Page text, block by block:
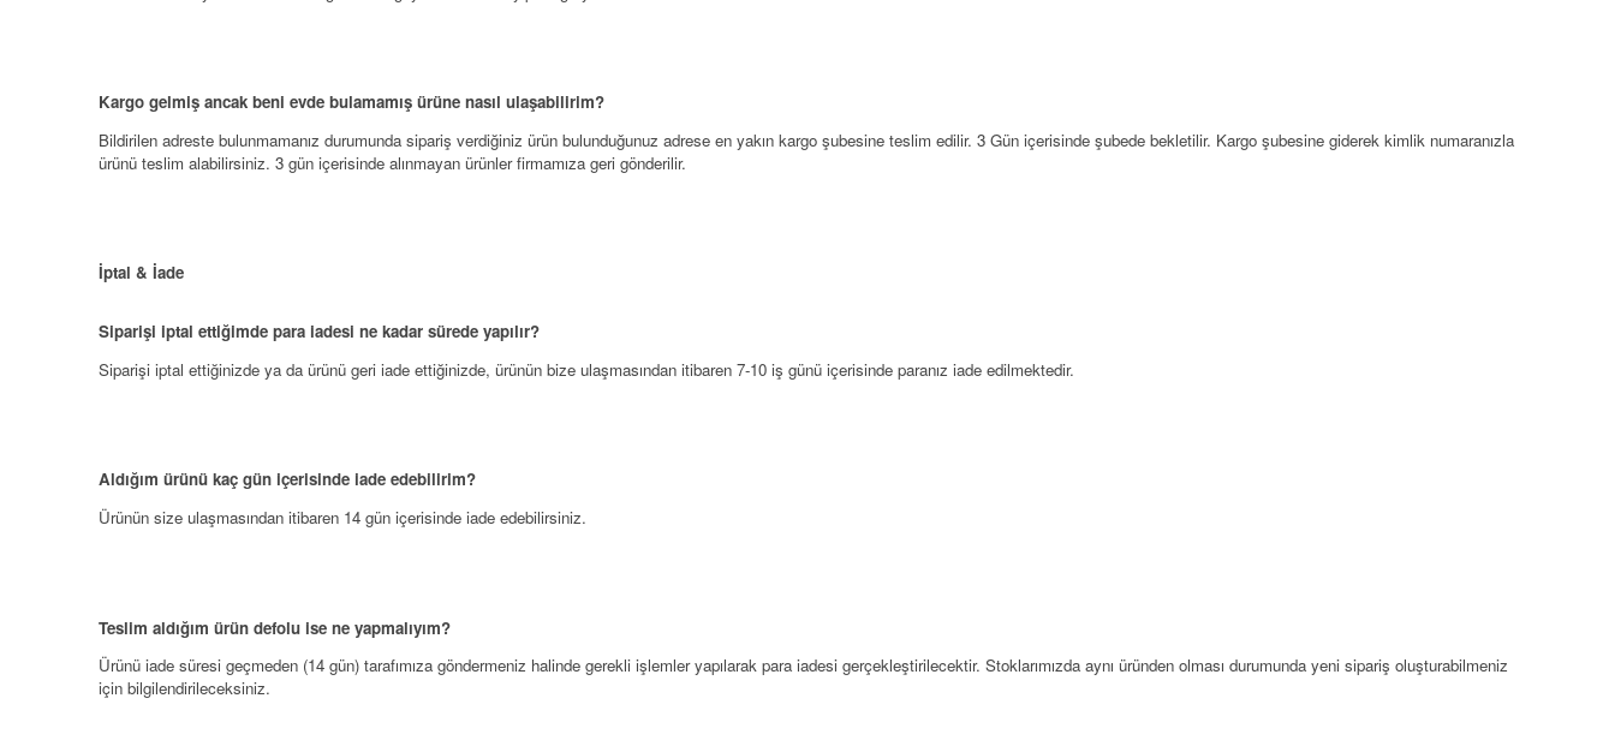
Kargo gelmiş ancak beni evde bulamamış ürüne nasıl ulaşabilirim?
Bildirilen adreste bulunmamanız durumunda sipariş verdiğiniz ürün bulunduğunuz adrese en yakın kargo şubesine teslim edilir. 3 Gün içerisinde şubede bekletilir. Kargo şubesine giderek kimlik numaranızla
ürünü teslim alabilirsiniz. 3 gün içerisinde alınmayan ürünler firmamıza geri gönderilir.
İptal & İade
Siparişi iptal ettiğimde para iadesi ne kadar sürede yapılır?
Siparişi iptal ettiğinizde ya da ürünü geri iade ettiğinizde, ürünün bize ulaşmasından itibaren 7-10 iş günü içerisinde paranız iade edilmektedir.
Aldığım ürünü kaç gün içerisinde iade edebilirim?
Ürünün size ulaşmasından itibaren 14 gün içerisinde iade edebilirsiniz.
Teslim aldığım ürün defolu ise ne yapmalıyım?
Ürünü iade süresi geçmeden (14 gün) tarafımıza göndermeniz halinde gerekli işlemler yapılarak para iadesi gerçekleştirilecektir. Stoklarımızda aynı üründen olması durumunda yeni sipariş oluşturabilmeniz
için bilgilendirileceksiniz.